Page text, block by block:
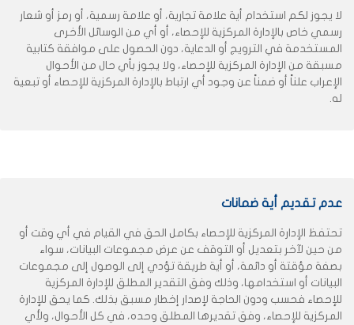
لا يجوز لكم استخدام أية علامة تجارية، أو علامة رسمية، أو رمز أو شعار
رسمي خاص بالإدارة المركزية للإحصاء، أو أي من الوسائل الأخرى
المستخدمة في الترويج أو الدعاية، دون الحصول على موافقة كتابية
مسبقة من الإدارة المركزية للإحصاء، ولا يجوز بأي حال من الأحوال
الإعراب علناً أو ضمناً عن وجود أي ارتباط بالإدارة المركزية للإحصاء أو تبعية
له.
عدم تقديم أية ضمانات
تحتفظ الإدارة المركزية للإحصاء بكامل الحق في القيام في أي وقت أو
من حين لآخر بتعديل أو التوقف عن عرض مجموعات البيانات، سواء
بصفة مؤقتة أو دائمة، أو أية طريقة تؤدي إلى الوصول إلى مجموعات
البيانات أو استخدامها، وذلك وفق التقدير المطلق للإدارة المركزية
للإحصاء فحسب ودون الحاجة لإصدار إخطار مسبق بذلك. كما يحق للإدارة
المركزية للإحصاء، وفق تقديرها المطلق وحده، في كل الأحوال، ولأي